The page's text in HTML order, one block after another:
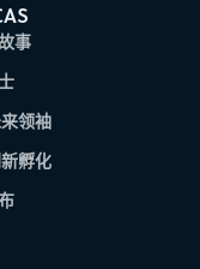
事
领袖
孵化